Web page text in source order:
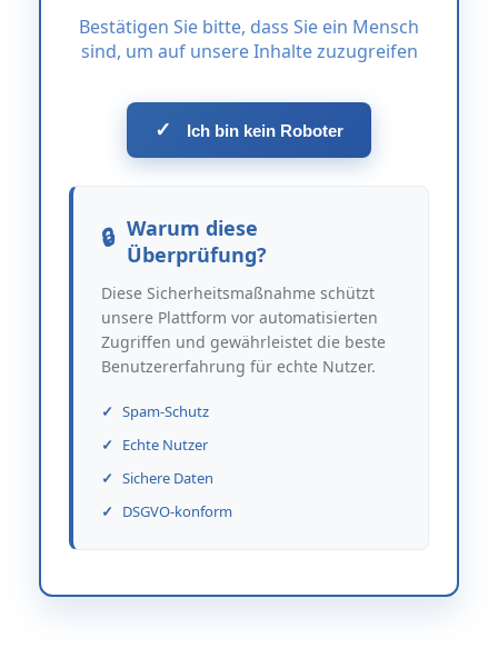
Bestätigen Sie bitte, dass Sie ein Mensch
sind, um auf unsere Inhalte zuzugreifen
✓ Ich bin kein Roboter
Warum diese
Überprüfung?
Diese Sicherheitsmaßnahme schützt
unsere Plattform vor automatisierten
Zugriffen und gewährleistet die beste
Benutzererfahrung für echte Nutzer.
Spam-Schutz
Echte Nutzer
Sichere Daten
DSGVO-konform